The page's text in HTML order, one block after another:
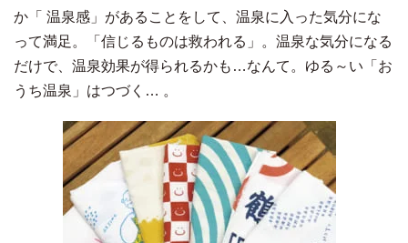
か「 温泉感」があることをして、温泉に入った気分にな
って満足。「信じるものは救われる」。温泉な気分になる
だけで、温泉効果が得られるかも …なんて。ゆる～い「お
うち温泉」はつづく … 。